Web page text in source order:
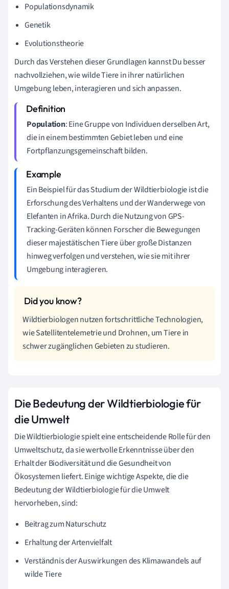
Populationsdynamik
Genetik
Evolutionstheorie
Durch das Verstehen dieser Grundlagen kannst Du besser
nachvollziehen, wie wilde Tiere in ihrer natürlichen
Umgebung leben, interagieren und sich anpassen.
Population: Eine Gruppe von Individuen derselben Art,
die in einem bestimmten Gebiet leben und eine
Fortpflanzungsgemeinschaft bilden.
Ein Beispiel für das Studium der Wildtierbiologie ist die
Erforschung des Verhaltens und der Wanderwege von
Elefanten in Afrika. Durch die Nutzung von GPS-
Tracking-Geräten können Forscher die Bewegungen
dieser majestätischen Tiere über große Distanzen
hinweg verfolgen und verstehen, wie sie mit ihrer
Umgebung interagieren.
Wildtierbiologen nutzen fortschrittliche Technologien,
wie Satellitentelemetrie und Drohnen, um Tiere in
schwer zugänglichen Gebieten zu studieren.
Die Bedeutung der Wildtierbiologie für
die Umwelt
Die Wildtierbiologie spielt eine entscheidende Rolle für den
Umweltschutz, da sie wertvolle Erkenntnisse über den
Erhalt der Biodiversität und die Gesundheit von
Ökosystemen liefert. Einige wichtige Aspekte, die die
Bedeutung der Wildtierbiologie für die Umwelt
hervorheben, sind:
Beitrag zum Naturschutz
Erhaltung der Artenvielfalt
Verständnis der Auswirkungen des Klimawandels auf
wilde Tiere